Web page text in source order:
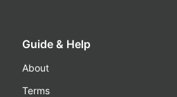
Guide & Help
About
Terms